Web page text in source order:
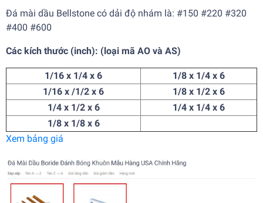
Đá mài dầu Bellstone có dải độ nhám là: #150 #220 #320
#400 #600
Các kích thước (inch): (loại mã AO và AS)
1/16 x 1/4 x 6
1/8 x 1/4 x 6
1/16 x /1/2 x 6
1/8 x 1/2 x 6
1/4 x 1/2 x 6
1/4 x 1/4 x 6
1/8 x 1/8 x 6
Xem bảng giá